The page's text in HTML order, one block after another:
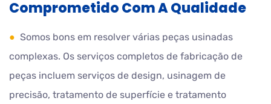
Comprometido Com A Qualidade
● Somos bons em resolver várias peças usinadas
complexas. Os serviços completos de fabricação de
peças incluem serviços de design, usinagem de
precisão, tratamento de superfície e tratamento